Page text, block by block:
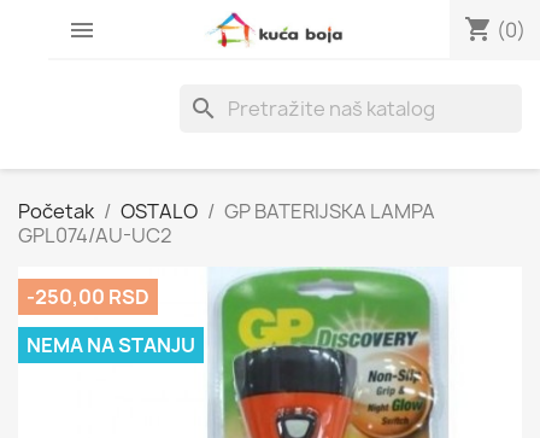
 shopping_cart (0)
search
Početak OSTALO
GP BATERIJSKA LAMPA
GPL074/AU-UC2
-250,00 RSD
NEMA NA STANJU